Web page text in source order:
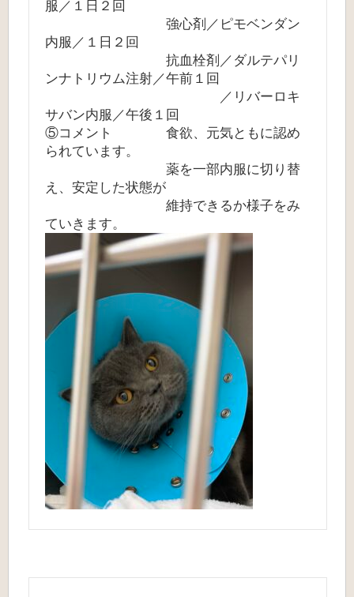
服／１日２回
強心剤／ピモベンダン
内服／１日２回
抗血栓剤／ダルテパリ
ンナトリウム注射／午前１回
／リバーロキ
サバン内服／午後１回
⑤コメント 食欲、元気ともに認め
られています。
薬を一部内服に切り替
え、安定した状態が
維持できるか様子をみ
ていきます。